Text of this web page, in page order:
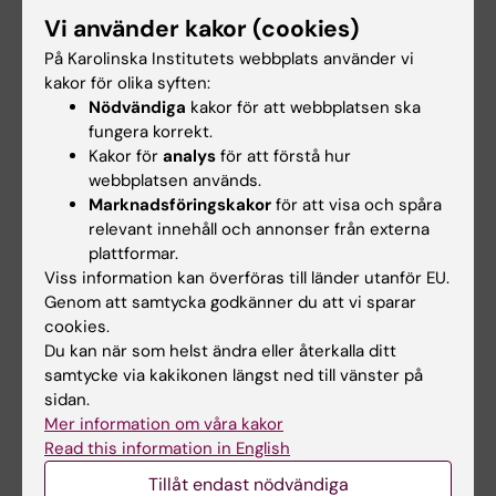
sitt liv för mycket, utan att trots oron försöka
leva så som man egentligen skulle vilja.
Han ger några tips:
– När en orostanke kommer, träng inte undan
den utan uppmärksamma den och tänk den
fullt ut, även om du till exempel sitter på en
middag. Om du är rädd för en sjukdom,
föreställ dig att du faktiskt blir sjuk och att det
kanske till och med kommer gå så långt att du
dör. Känn efter hur det känns. Sedan försöker
du skifta fokus och delta i samtalet som
vanligt, trots att du vet att den jobbiga tanken
finns där, säger han.
Den som övar sig på detta kommer att erfara
att tankarna i sig inte är katastrofala, utan att
Vi använder kakor (cookies)
På Karolinska Institutets webbplats använder vi
kakor för olika syften:
Nödvändiga kakor för att webbplatsen ska
fungera korrekt.
Kakor för analys för att förstå hur
webbplatsen används.
Marknadsföringskakor för att visa och spåra
relevant innehåll och annonser från externa
plattformar.
Viss information kan överföras till länder utanför EU.
Genom att samtycka godkänner du att vi sparar
cookies.
Du kan när som helst ändra eller återkalla ditt
samtycke via kakikonen längst ned till vänster på
sidan.
Mer information om våra kakor
Read this information in English
Tillåt endast nödvändiga